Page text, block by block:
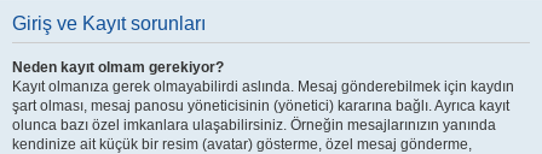
Giriş ve Kayıt sorunları
Neden kayıt olmam gerekiyor?
Kayıt olmanıza gerek olmayabilirdi aslında. Mesaj gönderebilmek için kaydın
şart olması, mesaj panosu yöneticisinin (yönetici) kararına bağlı. Ayrıca kayıt
olunca bazı özel imkanlara ulaşabilirsiniz. Örneğin mesajlarınızın yanında
kendinize ait küçük bir resim (avatar) gösterme, özel mesaj gönderme,